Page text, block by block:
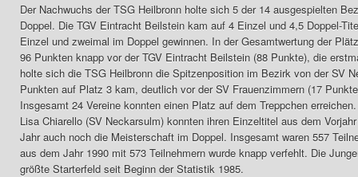
Der Nachwuchs der TSG Heilbronn holte sich 5 der 14 ausgespielten
Doppel. Die TGV Eintracht Beilstein kam auf 4 Einzel und 4,5 Doppel-
Einzel und zweimal im Doppel gewinnen. In der Gesamtwertung der
96 Punkten knapp vor der TGV Eintracht Beilstein (88 Punkte), die
holte sich die TSG Heilbronn die Spitzenposition im Bezirk von der SV
Punkten auf Platz 3 kam, deutlich vor der SV Frauenzimmern (17
Insgesamt 24 Vereine konnten einen Platz auf dem Treppchen
Lisa Chiarello (SV Neckarsulm) konnten ihren Einzeltitel aus dem
Jahr auch noch die Meisterschaft im Doppel. Insgesamt waren 557
aus dem Jahr 1990 mit 573 Teilnehmern wurde knapp verfehlt. Die
größte Starterfeld seit Beginn der Statistik 1985.